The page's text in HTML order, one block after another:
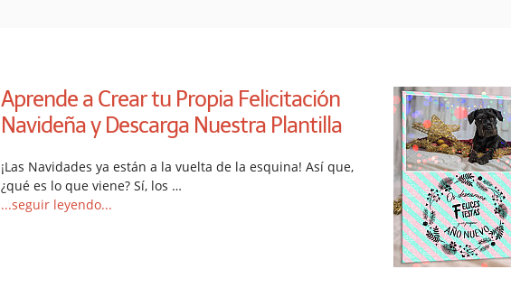
Aprende a Crear tu Propia Felicitación
Navideña y Descarga Nuestra Plantilla
¡Las Navidades ya están a la vuelta de la esquina! Así que,
¿qué es lo que viene? Sí, los …
...seguir leyendo...